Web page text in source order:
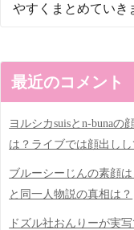
やすくまとめていき
最近のコメント
ヨルシカsuisとn-bunaの
は？ライブでは顔出しし
ブルーシーじんの素顔
と同一人物説の真相は？
ドズル社おんりーが実